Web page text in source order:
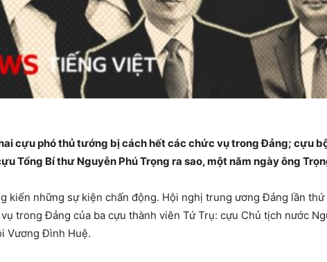
cựu phó thủ tướng bị cách hết các chức vụ trong Đảng; cựu
Tổng Bí thư Nguyễn Phú Trọng ra sao, một năm ngày ông
kiến những sự kiện chấn động. Hội nghị trung ương Đảng lần
trong Đảng của ba cựu thành viên Tứ Trụ: cựu Chủ tịch nước
Vương Đình Huệ.